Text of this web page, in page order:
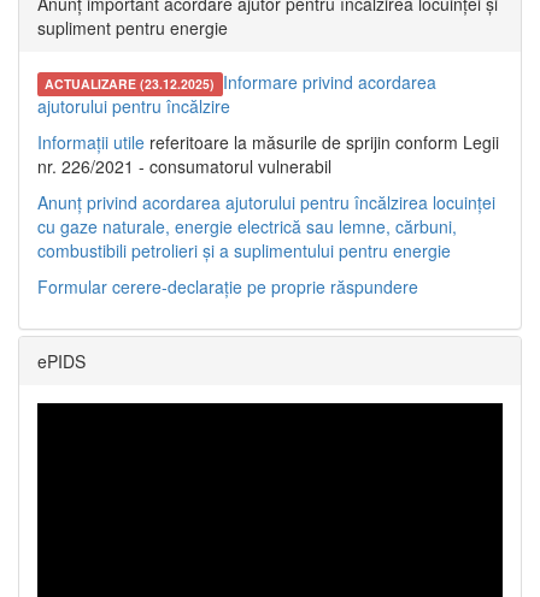
supliment pentru energie
ACTUALIZARE (23.12.2025) Informare privind acordarea
ajutorului pentru încălzire
Informații utile referitoare la măsurile de sprijin conform Legii
nr. 226/2021 - consumatorul vulnerabil
Anunț privind acordarea ajutorului pentru încălzirea locuinței
cu gaze naturale, energie electrică sau lemne, cărbuni,
combustibili petrolieri și a suplimentului pentru energie
Formular cerere-declarație pe proprie răspundere
ePIDS